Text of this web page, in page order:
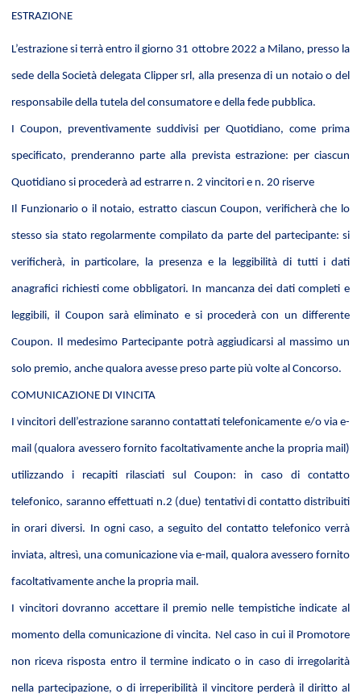
ESTRAZIONE
L’estrazione si terrà entro il giorno 31 ottobre 2022 a Milano, presso la
sede della Società delegata Clipper srl, alla presenza di un notaio o del
responsabile della tutela del consumatore e della fede pubblica.
I Coupon, preventivamente suddivisi per Quotidiano, come prima
specificato, prenderanno parte alla prevista estrazione: per ciascun
Quotidiano si procederà ad estrarre n. 2 vincitori e n. 20 riserve
Il Funzionario o il notaio, estratto ciascun Coupon, verificherà che lo
stesso sia stato regolarmente compilato da parte del partecipante: si
verificherà, in particolare, la presenza e la leggibilità di tutti i dati
anagrafici richiesti come obbligatori. In mancanza dei dati completi e
leggibili, il Coupon sarà eliminato e si procederà con un differente
Coupon. Il medesimo Partecipante potrà aggiudicarsi al massimo un
solo premio, anche qualora avesse preso parte più volte al Concorso.
COMUNICAZIONE DI VINCITA
I vincitori dell’estrazione saranno contattati telefonicamente e/o via e-
mail (qualora avessero fornito facoltativamente anche la propria mail)
utilizzando i recapiti rilasciati sul Coupon: in caso di contatto
telefonico, saranno effettuati n.2 (due) tentativi di contatto distribuiti
in orari diversi. In ogni caso, a seguito del contatto telefonico verrà
inviata, altresì, una comunicazione via e-mail, qualora avessero fornito
facoltativamente anche la propria mail.
I vincitori dovranno accettare il premio nelle tempistiche indicate al
momento della comunicazione di vincita. Nel caso in cui il Promotore
non riceva risposta entro il termine indicato o in caso di irregolarità
nella partecipazione, o di irreperibilità il vincitore perderà il diritto al